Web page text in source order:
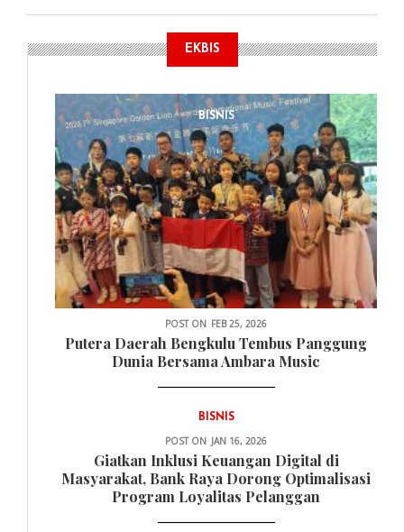
EKBIS
BISNIS
POST ON FEB 25, 2026
Putera Daerah Bengkulu Tembus Panggung
Dunia Bersama Ambara Music
BISNIS
POST ON JAN 16, 2026
Giatkan Inklusi Keuangan Digital di
Masyarakat, Bank Raya Dorong Optimalisasi
Program Loyalitas Pelanggan